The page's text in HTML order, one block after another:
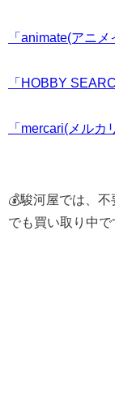
「animate(アニ
「HOBBY
「mercari(メルカ
💰駿河屋では、
でも買い取り中で